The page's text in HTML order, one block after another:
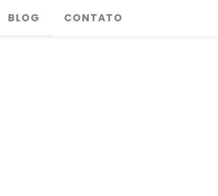
BLOG CONTATO